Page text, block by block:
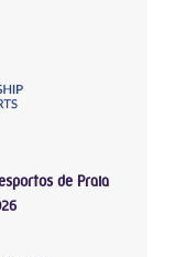
de Praia